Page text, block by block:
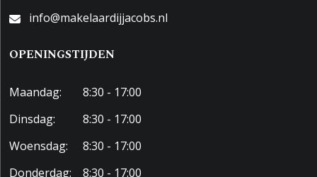
info@makelaardijjacobs.nl
OPENINGSTIJDEN
Maandag:
8:30 - 17:00
Dinsdag:
8:30 - 17:00
Woensdag:
8:30 - 17:00
Donderdag:
8:30 - 17:00